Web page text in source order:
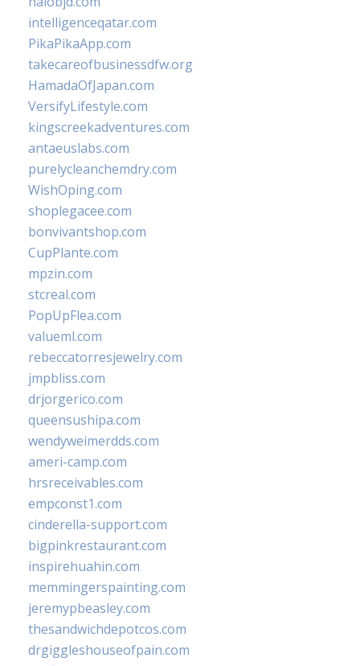
intelligenceqatar.com
PikaPikaApp.com
takecareofbusinessdfw.org
HamadaOfJapan.com
VersifyLifestyle.com
kingscreekadventures.com
antaeuslabs.com
purelycleanchemdry.com
WishOping.com
shoplegacee.com
bonvivantshop.com
CupPlante.com
mpzin.com
stcreal.com
PopUpFlea.com
valueml.com
rebeccatorresjewelry.com
jmpbliss.com
drjorgerico.com
queensushipa.com
wendyweimerdds.com
ameri-camp.com
hrsreceivables.com
empconst1.com
cinderella-support.com
bigpinkrestaurant.com
inspirehuahin.com
memmingerspainting.com
jeremypbeasley.com
thesandwichdepotcos.com
drgiggleshouseofpain.com